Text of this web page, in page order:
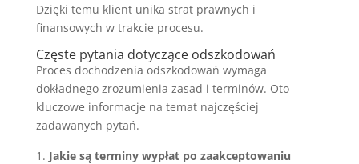
Dzięki temu klient unika strat prawnych i
finansowych w trakcie procesu.
Częste pytania dotyczące odszkodowań
Proces dochodzenia odszkodowań wymaga
dokładnego zrozumienia zasad i terminów. Oto
kluczowe informacje na temat najczęściej
zadawanych pytań.
Jakie są terminy wypłat po zaakceptowaniu